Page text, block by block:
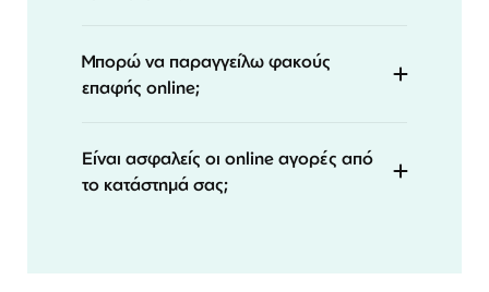
Μπορώ να παραγγείλω φακούς
επαφής online;
Είναι ασφαλείς οι online αγορές από
το κατάστημά σας;